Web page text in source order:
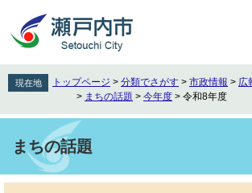
先
頭
を
飛
文
現在地 トップページ > 分類でさがす > 市政情報 > 広
> まちの話題 > 今年度 > 令和8年度
まちの話題